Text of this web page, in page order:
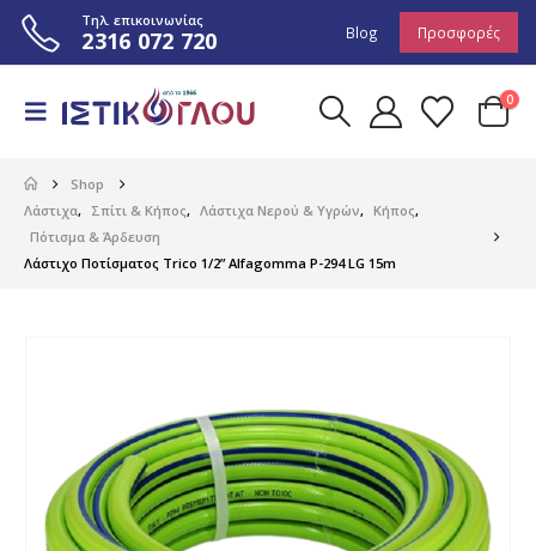
Τηλ. επικοινωνίας
2316 072 720 Blog Προσφορές
0
Shop
Λάστιχα, Σπίτι & Κήπος, Λάστιχα Νερού & Υγρών, Κήπος,
Πότισμα & Άρδευση
Λάστιχο Ποτίσματος Trico 1/2” Αlfagomma P-294 LG 15m